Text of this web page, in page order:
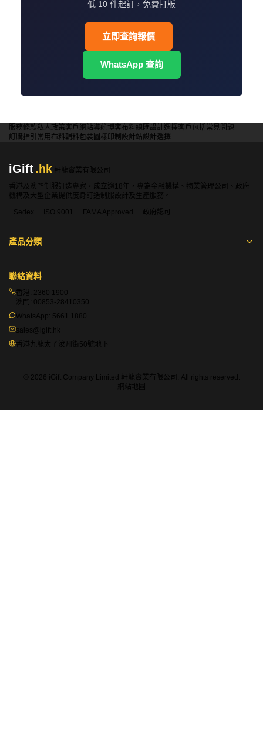
低 10 件起訂，免費打版
立即查詢報價
WhatsApp 查詢
服務條款私人政策客戶 網站導航博客布料總匯設計選擇客戶包括常見問題
訂購指引 常用布料輔料包裝 圖樣印制 設計站設計選擇
iGift.hk
軒龍實業有限公司
香港及澳門制服訂造專家，成立逾18年，專為金融機構、物業管理公司、政府
機構及大型企業提供度身訂造制服設計及生產服務。
Sedex
ISO 9001 FAMA Approved 政府認可
產品分類
聯絡資料
香港: 2360 1900
澳門: 00853-28410350
WhatsApp: 5661 1880
sales@igift.hk
香港九龍太子汝州街50號地下
© 2026 iGift Company Limited 軒龍實業有限公司. All rights reserved.
網站地圖